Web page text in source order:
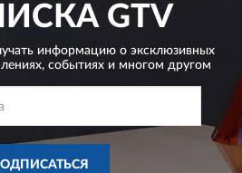
GTV
информацию о эксклюзивных
событиях и многом другом